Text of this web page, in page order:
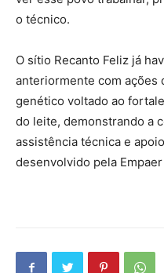
o técnico.
O sítio Recanto Feliz já
anteriormente com ações
genético voltado ao
do leite, demonstrando a
assistência técnica e
desenvolvido pela